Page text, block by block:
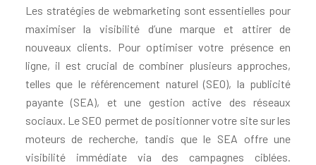
Les stratégies de webmarketing sont essentielles pour
maximiser la visibilité d’une marque et attirer de
nouveaux clients. Pour optimiser votre présence en
ligne, il est crucial de combiner plusieurs approches,
telles que le référencement naturel (SEO), la publicité
payante (SEA), et une gestion active des réseaux
sociaux. Le SEO permet de positionner votre site sur les
moteurs de recherche, tandis que le SEA offre une
visibilité immédiate via des campagnes ciblées.